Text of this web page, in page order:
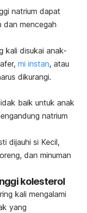
natrium dapat
dan mencegah
kali disukai anak-
mi instan, atau
dikurangi.
baik untuk anak
natrium
dijauhi si Kecil,
dan minuman
kolesterol
kali mengalami
yang